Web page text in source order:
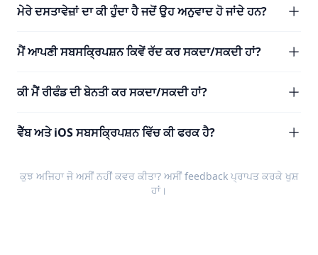
ਮੇਰੇ ਦਸਤਾਵੇਜ਼ਾਂ ਦਾ ਕੀ ਹੁੰਦਾ ਹੈ ਜਦੋਂ ਉਹ ਅਨੁਵਾਦ ਹੋ ਜਾਂਦੇ ਹਨ?
ਮੈਂ ਆਪਣੀ ਸਬਸਕ੍ਰਿਪਸ਼ਨ ਕਿਵੇਂ ਰੱਦ ਕਰ ਸਕਦਾ/ਸਕਦੀ ਹਾਂ?
ਕੀ ਮੈਂ ਰੀਫੰਡ ਦੀ ਬੇਨਤੀ ਕਰ ਸਕਦਾ/ਸਕਦੀ ਹਾਂ?
ਵੈੱਬ ਅਤੇ iOS ਸਬਸਕ੍ਰਿਪਸ਼ਨ ਵਿੱਚ ਕੀ ਫਰਕ ਹੈ?
ਕੁਝ ਅਜਿਹਾ ਜੋ ਅਸੀਂ ਨਹੀਂ ਕਵਰ ਕੀਤਾ? ਅਸੀਂfeedback ਪ੍ਰਾਪਤ ਕਰਕੇ ਖੁਸ਼
ਹਾਂ।